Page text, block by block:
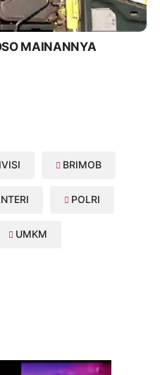
MAINANNYA
BRIMOB
POLRI
UMKM